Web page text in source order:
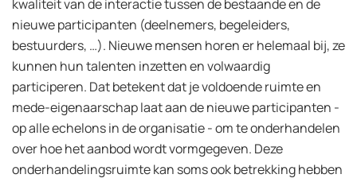
kwaliteit van de interactie tussen de bestaande en de
nieuwe participanten (deelnemers, begeleiders,
bestuurders, …). Nieuwe mensen horen er helemaal bij, ze
kunnen hun talenten inzetten en volwaardig
participeren. Dat betekent dat je voldoende ruimte en
mede-eigenaarschap laat aan de nieuwe participanten -
op alle echelons in de organisatie - om te onderhandelen
over hoe het aanbod wordt vormgegeven. Deze
onderhandelingsruimte kan soms ook betrekking hebben